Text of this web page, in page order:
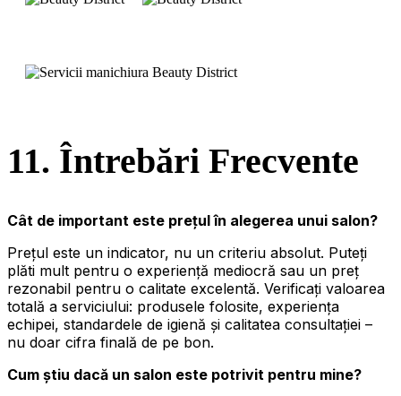
11. Întrebări Frecvente
Cât de important este prețul în alegerea unui salon?
Prețul este un indicator, nu un criteriu absolut. Puteți
plăti mult pentru o experiență mediocră sau un preț
rezonabil pentru o calitate excelentă. Verificați valoarea
totală a serviciului: produsele folosite, experiența
echipei, standardele de igienă și calitatea consultației –
nu doar cifra finală de pe bon.
Cum știu dacă un salon este potrivit pentru mine?